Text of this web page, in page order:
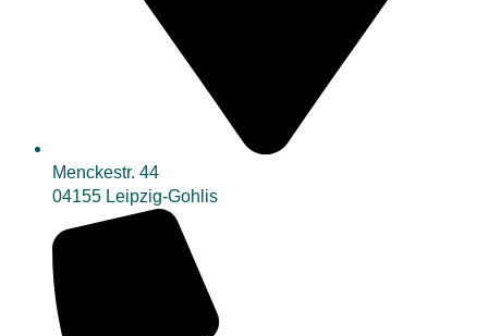
Menckestr. 44
04155 Leipzig-Gohlis